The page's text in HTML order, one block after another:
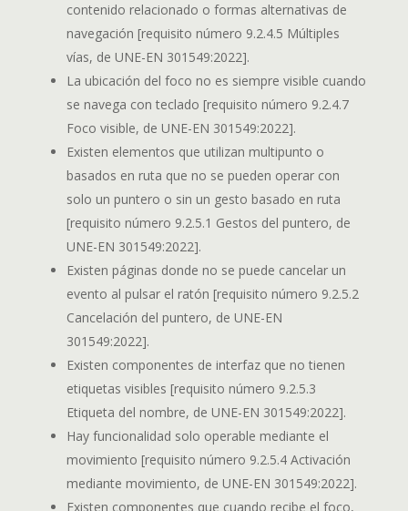
contenido relacionado o formas alternativas de
navegación [requisito número 9.2.4.5 Múltiples
vías, de UNE-EN 301549:2022].
La ubicación del foco no es siempre visible cuando
se navega con teclado [requisito número 9.2.4.7
Foco visible, de UNE-EN 301549:2022].
Existen elementos que utilizan multipunto o
basados en ruta que no se pueden operar con
solo un puntero o sin un gesto basado en ruta
[requisito número 9.2.5.1 Gestos del puntero, de
UNE-EN 301549:2022].
Existen páginas donde no se puede cancelar un
evento al pulsar el ratón [requisito número 9.2.5.2
Cancelación del puntero, de UNE-EN
301549:2022].
Existen componentes de interfaz que no tienen
etiquetas visibles [requisito número 9.2.5.3
Etiqueta del nombre, de UNE-EN 301549:2022].
Hay funcionalidad solo operable mediante el
movimiento [requisito número 9.2.5.4 Activación
mediante movimiento, de UNE-EN 301549:2022].
Existen componentes que cuando recibe el foco,